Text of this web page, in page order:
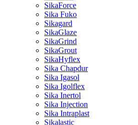
SikaForce
Sika Fuko
Sikagard
SikaGlaze
SikaGrind
SikaGrout
SikaHyflex
Sika Chapdur
Sika Igasol
Sika Igolflex
Sika Inertol
Sika Injection
Sika Intraplast
Sikalastic